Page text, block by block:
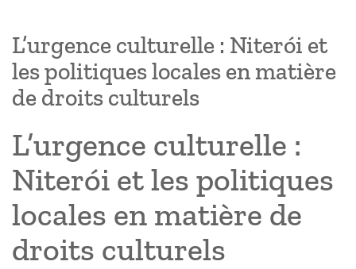
L’urgence culturelle : Niterói et
les politiques locales en matière
de droits culturels
L’urgence culturelle :
Niterói et les politiques
locales en matière de
droits culturels